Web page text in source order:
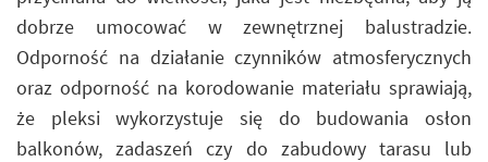
dobrze umocować w zewnętrznej balustradzie.
Odporność na działanie czynników atmosferycznych
oraz odporność na korodowanie materiału sprawiają,
że pleksi wykorzystuje się do budowania osłon
balkonów, zadaszeń czy do zabudowy tarasu lub